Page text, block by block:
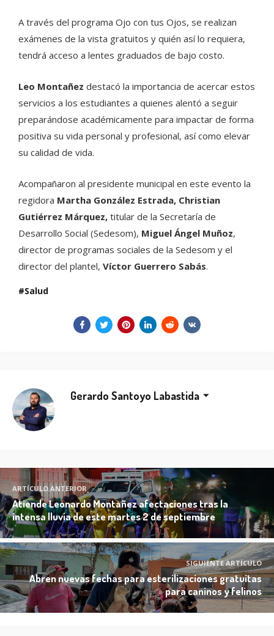
A través del programa Ojo con tus Ojos, se realizan
exámenes de la vista gratuitos y quién así lo requiera,
tendrá acceso a lentes graduados de bajo costo.
Leo Montañez destacó la importancia de acercar estos
servicios a los estudiantes a quienes alentó a seguir
preparándose académicamente para impactar de forma
positiva su vida personal y profesional, así como elevar
su calidad de vida.
Acompañaron al presidente municipal en este evento la
regidora Martha González Estrada, Christian
Gutiérrez Márquez, titular de la Secretaría de
Desarrollo Social (Sedesom), Miguel Ángel Muñoz,
director de programas sociales de la Sedesom y el
director del plantel, Víctor Guerrero Sabás.
Salud
Gerardo Santoyo Labastida
ARTÍCULO ANTERIOR
Atiende Leonardo Montañez afectaciones tras la
intensa lluvia de este martes 2 de septiembre
SIGUIENTE ARTÍCULO
Abren nuevas fechas para esterilizaciones gratuitas
para caninos y felinos